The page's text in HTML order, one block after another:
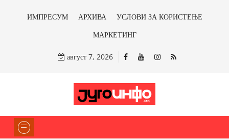
ИМПРЕСУМ АРХИВА
УСЛОВИ ЗА КОРИСТЕЊЕ
МАРКЕТИНГ
август 7, 2026